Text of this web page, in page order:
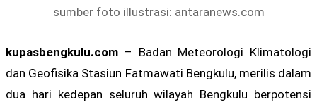
sumber foto illustrasi: antaranews.com
kupasbengkulu.com – Badan Meteorologi Klimatologi
dan Geofisika Stasiun Fatmawati Bengkulu, merilis dalam
dua hari kedepan seluruh wilayah Bengkulu berpotensi